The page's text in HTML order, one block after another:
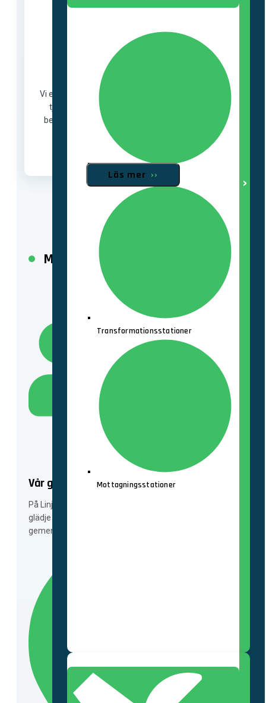
Fördelningsstationer
Transformationsstationer
Mottagningsstationer
Elkvalitet
Vi erbjuder elkvalitetsmätningar och analyser som
tjänst med fast övervakning eller löpande vid
behov. Vi kan även hjälpa till med kompensering
av elkvalitet.
Läs mer ››
Med trygghet och kompetens
Vår gemenskap
På Linjemontage arbetar vi som ett lag, med mycket
glädje och passion, och vi bjuder in dig till att ta del av
gemenskapen.